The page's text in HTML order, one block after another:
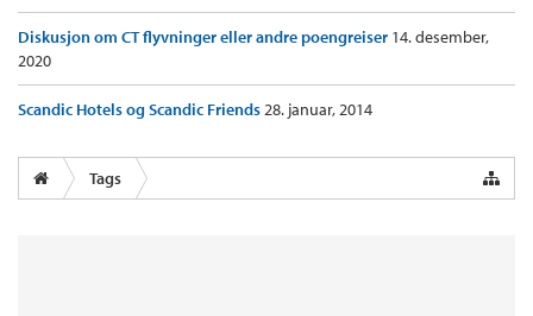
Diskusjon om CT flyvninger eller andre poengreiser 14. desember,
2020
Scandic Hotels og Scandic Friends28. januar, 2014
Tags